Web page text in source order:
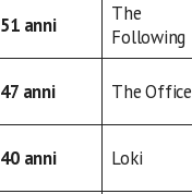
51 anni
The
Following
47 anni The Office
40 anni Loki